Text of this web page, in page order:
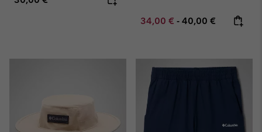
Minimum sale price:
34,00 € - Maximum price:
40,00 €